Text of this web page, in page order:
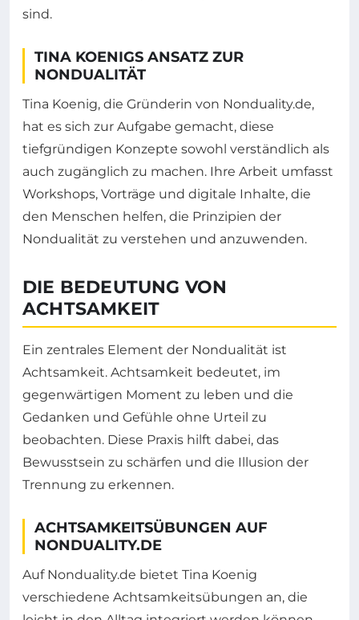
sind.
TINA KOENIGS ANSATZ ZUR
NONDUALITÄT
Tina Koenig, die Gründerin von Nonduality.de,
hat es sich zur Aufgabe gemacht, diese
tiefgründigen Konzepte sowohl verständlich als
auch zugänglich zu machen. Ihre Arbeit umfasst
Workshops, Vorträge und digitale Inhalte, die
den Menschen helfen, die Prinzipien der
Nondualität zu verstehen und anzuwenden.
DIE BEDEUTUNG VON
ACHTSAMKEIT
Ein zentrales Element der Nondualität ist
Achtsamkeit. Achtsamkeit bedeutet, im
gegenwärtigen Moment zu leben und die
Gedanken und Gefühle ohne Urteil zu
beobachten. Diese Praxis hilft dabei, das
Bewusstsein zu schärfen und die Illusion der
Trennung zu erkennen.
ACHTSAMKEITSÜBUNGEN AUF
NONDUALITY.DE
Auf Nonduality.de bietet Tina Koenig
verschiedene Achtsamkeitsübungen an, die